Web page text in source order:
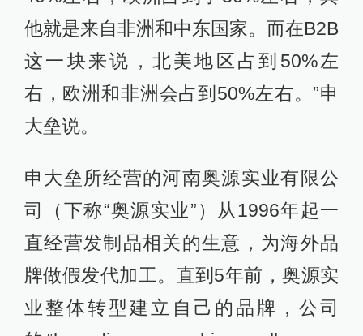
他就是来自非洲和中东国家。而在B2B
这一块来说，北美地区占到50%左
右，欧洲和非洲会占到50%左右。”申
大垒说。
申大垒所经营的河南奥源实业有限公
司（下称“奥源实业”）从1996年起一
直经营发制品相关的生意，为海外品
牌做假发代加工。直到5年前，奥源实
业整体转型建立自己的品牌，公司